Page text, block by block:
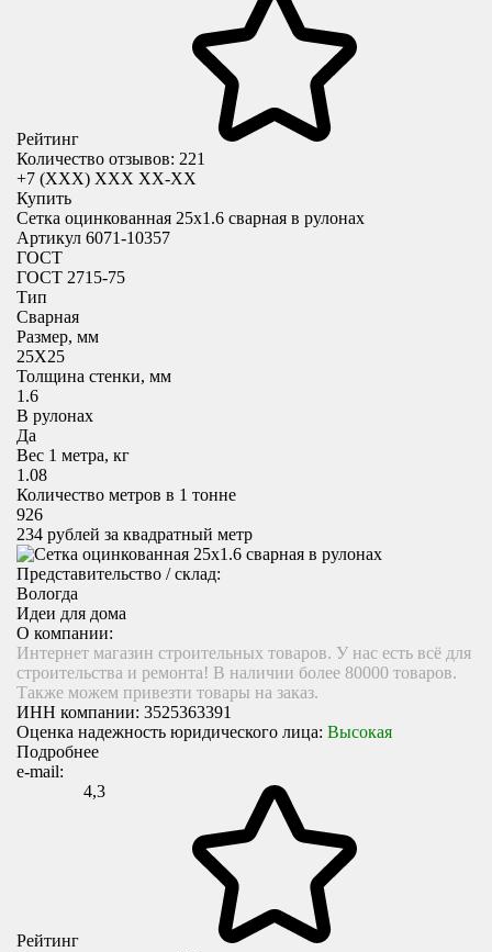
Рейтинг
Количество отзывов: 221
+7 (XXX) ХХХ ХХ-ХХ
Купить
Сетка оцинкованная 25х1.6 сварная в рулонах
Артикул 6071-10357
ГОСТ
ГОСТ 2715-75
Тип
Сварная
Размер, мм
25X25
Толщина стенки, мм
1.6
В рулонах
Да
Вес 1 метра, кг
1.08
Количество метров в 1 тонне
926
234 рублей за квадратный метр
Представительство / склад:
Вологда
Идеи для дома
О компании:
Интернет магазин строительных товаров. У нас есть всё для
строительства и ремонта! В наличии более 80000 товаров.
Также можем привезти товары на заказ.
ИНН компании: 3525363391
Оценка надежность юридического лица: Высокая
Подробнее
e-mail:
Рейтинг
4,3